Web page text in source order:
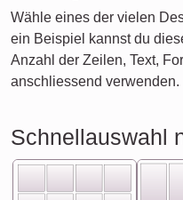
Wähle eines der vielen
ein Beispiel kannst du
Anzahl der Zeilen, Text,
anschliessend verwenden.
Schnellauswahl